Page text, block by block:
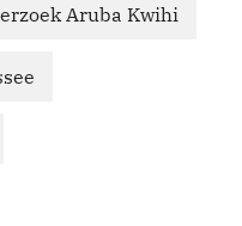
Aruba Kwihi